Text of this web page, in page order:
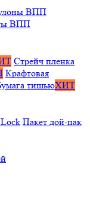
ВПП
ВПП
Стрейч пленка
Крафтовая
тишьюХИТ
Пакет дой-пак